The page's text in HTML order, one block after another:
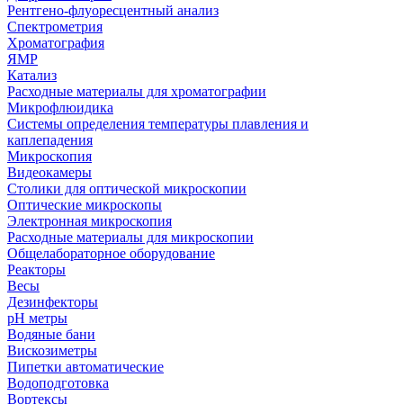
Рентгено-флуоресцентный анализ
Спектрометрия
Хроматография
ЯМР
Катализ
Расходные материалы для хроматографии
Микрофлюидика
Системы определения температуры плавления и
каплепадения
Микроскопия
Видеокамеры
Столики для оптической микроскопии
Оптические микроскопы
Электронная микроскопия
Расходные материалы для микроскопии
Общелабораторное оборудование
Реакторы
Весы
Дезинфекторы
рН метры
Водяные бани
Вискозиметры
Пипетки автоматические
Водоподготовка
Вортексы